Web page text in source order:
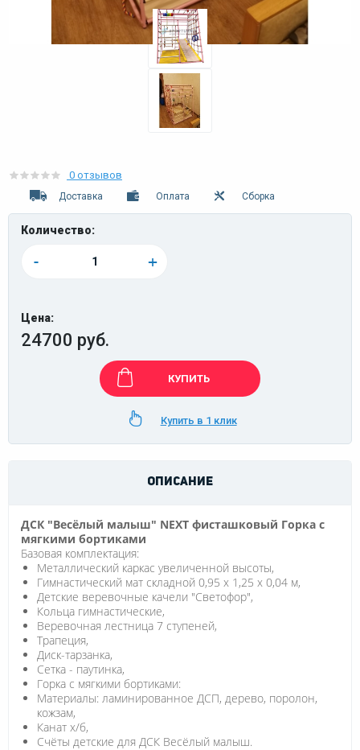
0 отзывов
Доставка Оплата Сборка
Количество:
- +
Цена:
24700 руб.
КУПИТЬ
Купить в 1 клик
ОПИСАНИЕ
ДСК "Весёлый малыш" NEXT фисташковый Горка с
мягкими бортиками
Базовая комплектация:
Металлический каркас увеличенной высоты,
Гимнастический мат складной 0,95 х 1,25 х 0,04 м,
Детские веревочные качели "Светофор",
Кольца гимнастические,
Веревочная лестница 7 ступеней,
Трапеция,
Диск-тарзанка,
Сетка - паутинка,
Горка с мягкими бортиками:
Материалы: ламинированное ДСП, дерево, поролон,
кожзам,
Канат х/б,
Счёты детские для ДСК Весёлый малыш.